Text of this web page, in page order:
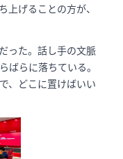
上げることの方が、
った。話し手の文脈
ばらに落ちている。
、どこに置けばいい